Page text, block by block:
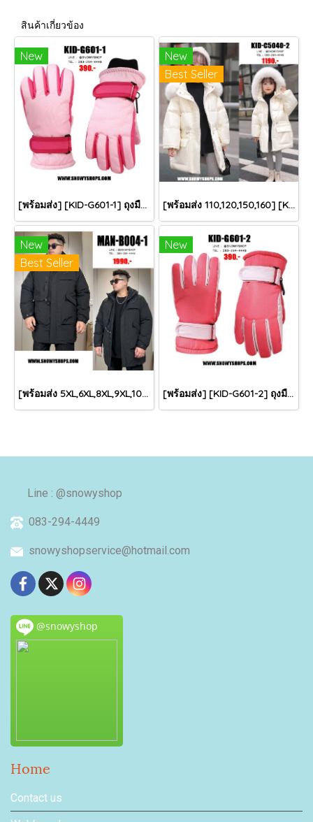
สินค้าเกี่ยวข้อง
New
[พร้อมส่ง] [KID-G601-1] ถุงมือกันหนาวเด็กสีชมพูอ่อน ซับขนด้านใน ใส่กันหนาวเล่นหิมะได้ (เหมาะสำหรับเด็ก 3-5ขวบ)
New
Best Seller
[พร้อมส่ง 110,120,150,160] [KID-C5040-2] เสื้อโค้ทกันหนาวเด็กขนเป็ดสีขาว แขนยาว มีกระเป๋าสองข้าง แบบซิปด้านหน้า หมวกฮู้ดติดเฟอร์ฟรุ้งฟริ้งใส่ติดลบกันหนาว เล่นหิมะได้ค่ะ
New
Best Seller
[พร้อมส่ง 5XL,6XL,8XL,9XL,10XL] [Man-B004-1] Down Jackets BigSize เสื้อโค้ทขนเป็ดกันหนาวสีดำชายไซด์ใหญ่ มีหมวกฮู้ด ซิปด้านหน้า กันน้ำ ใส่กันหนาวติดลบได้อย่างดี
New
[พร้อมส่ง] [KID-G601-2] ถุงมือกันหนาวเด็กสีชมพูเข้ม ซับขนด้านใน ใส่กันหนาวเล่นหิมะได้ (เหมาะสำหรับเด็ก 3-5ขวบ)
Line : @snowyshop
083-294-4449
snowyshopservice@hotmail.com
@snowyshop
Home
Contact us